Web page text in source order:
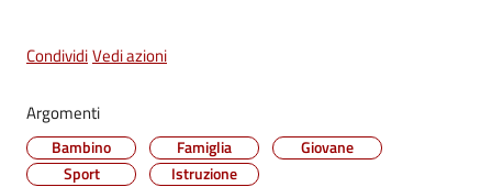
Amministrazione
Trasparente
CondividiVedi azioni
Argomenti
Bambino Famiglia
Giovane
Sport
Istruzione